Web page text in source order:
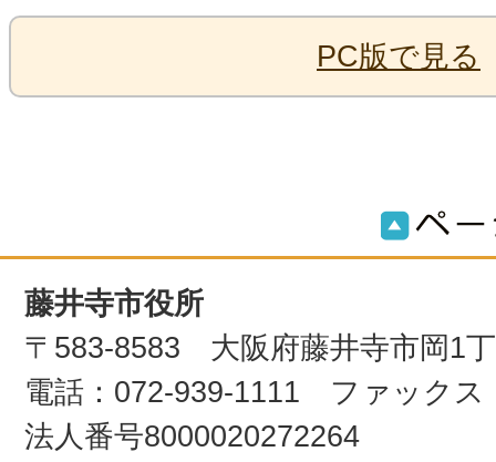
PC版で見る
藤井寺市役所
〒583-8583 大阪府藤井寺市岡1
電話：072-939-1111 ファックス
法人番号8000020272264